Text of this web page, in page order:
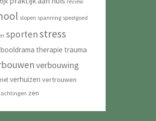
slopen spanning speelgoed
sportenstress
therapie trauma
verbouwing
verhuizen vertrouwen
zen